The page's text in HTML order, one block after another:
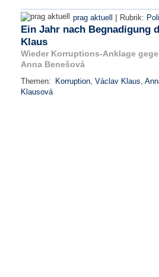
prag aktuell | Rubrik:
Ein Jahr nach Begnadigung
Klaus
Wieder Korruptions-Anklage
Anna Benešová
Themen: Korruption Václav Klaus
Klausová